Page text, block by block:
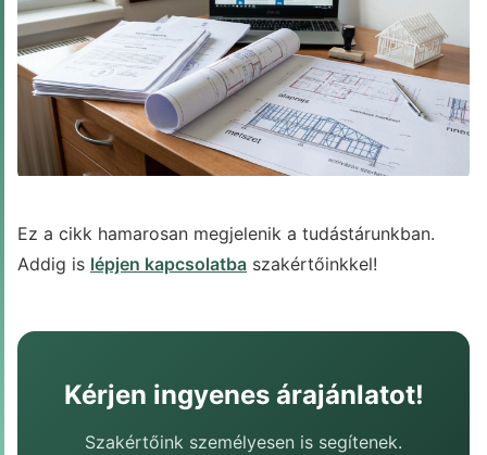
KAPCSOLAT
BLOG
Ez a cikk hamarosan megjelenik a tudástárunkban.
Addig is lépjen kapcsolatba szakértőinkkel!
Kérjen ingyenes árajánlatot!
Szakértőink személyesen is segítenek.